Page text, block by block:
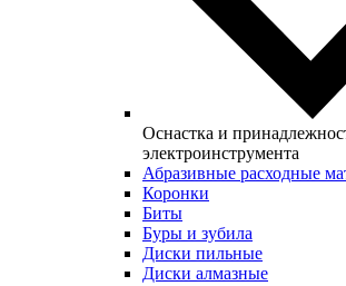
Оснастка и
электроинструмента
Абразивные расходные
Коронки
Биты
Буры и зубила
Диски пильные
Диски алмазные